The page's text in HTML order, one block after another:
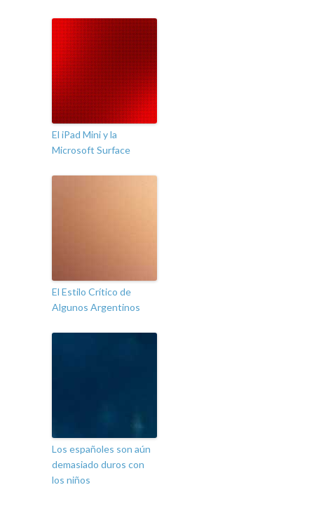
El iPad Mini y la
Microsoft Surface
El Estilo Crítico de
Algunos Argentinos
Los españoles son aún
demasiado duros con
los niños